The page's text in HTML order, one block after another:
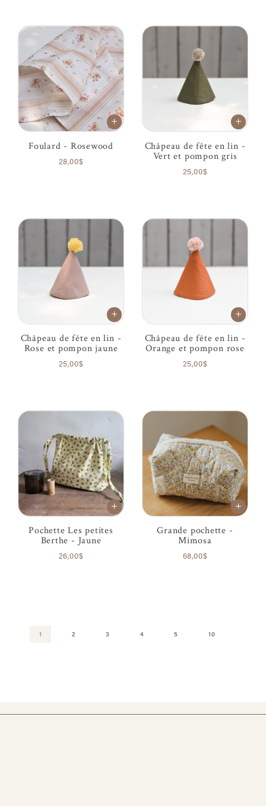
Foulard - Rosewood
28,00$
Châpeau de fête en lin -
Vert et pompon gris
25,00$
Châpeau de fête en lin -
Rose et pompon jaune
25,00$
Châpeau de fête en lin -
Orange et pompon rose
25,00$
Pochette Les petites
Berthe - Jaune
26,00$
Grande pochette -
Mimosa
68,00$
1 2 3 4 5 10